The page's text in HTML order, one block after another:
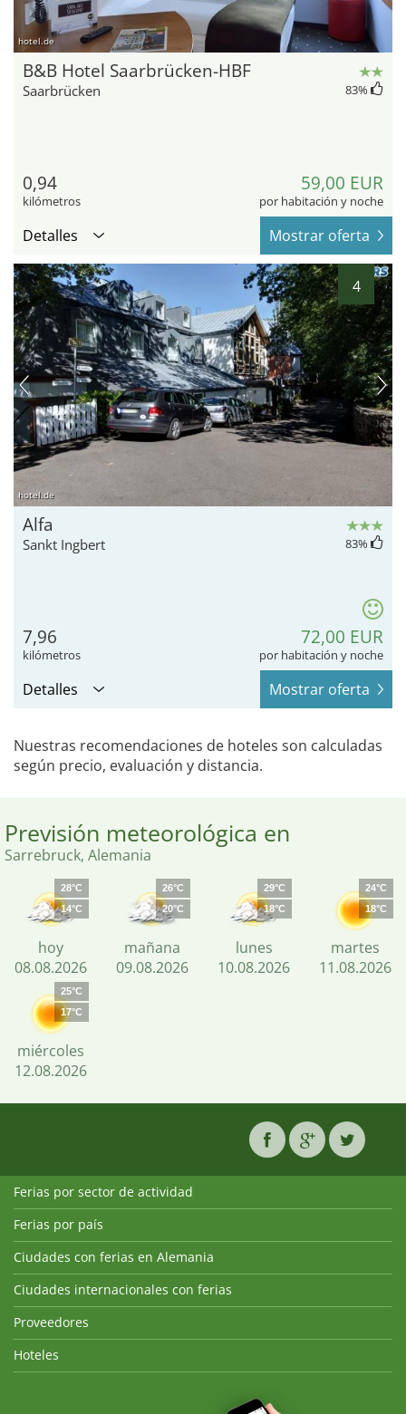
hotel.de
B&B Hotel Saarbrücken-HBF
Saarbrücken 83%
0,94
kilómetros
59,00 EUR
por habitación y noche
Detalles Mostrar oferta
4
hotel.de
Alfa
Sankt Ingbert 83%
7,96
kilómetros
72,00 EUR
por habitación y noche
Detalles Mostrar oferta
Nuestras recomendaciones de hoteles son calculadas
según precio, evaluación y distancia.
Previsión meteorológica en
Sarrebruck, Alemania
28°C
14°C
hoy
08.08.2026
26°C
20°C
mañana
09.08.2026
29°C
18°C
lunes
10.08.2026
24°C
18°C
martes
11.08.2026
25°C
17°C
miércoles
12.08.2026
Ferias por sector de actividad
Ferias por país
Ciudades con ferias en Alemania
Ciudades internacionales con ferias
Proveedores
Hoteles